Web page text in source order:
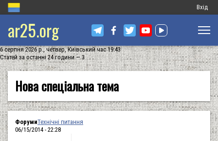
Меню
запису
Вхід
ar25.org
6 серпня 2026 р., четвер, Київський час 19:43
Статей за останні 24 години — 3
Нова спеціальна тема
ФорумиТехнічні питання
06/15/2014 - 22:28